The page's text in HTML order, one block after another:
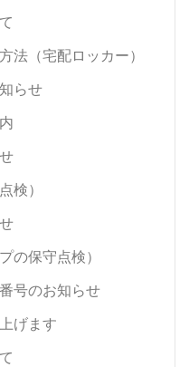
法（宅配ロッカー）
らせ
検）
の保守点検）
号のお知らせ
げます